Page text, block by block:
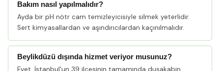
Bakım nasıl yapılmalıdır?
Ayda bir pH nötr cam temizleyicisiyle silmek yeterlidir.
Sert kimyasallardan ve aşındırıcılardan kaçınılmalıdır.
Beylikdüzü dışında hizmet veriyor musunuz?
Evet. İstanbul'un 39 ilçesinin tamamında duşakabin